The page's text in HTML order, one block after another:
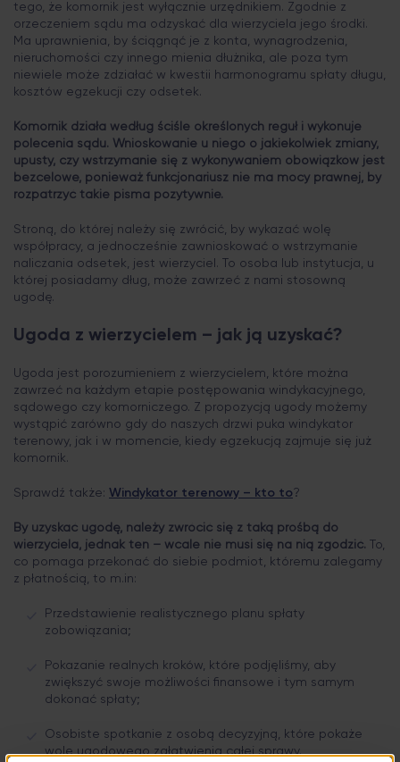
tego, że komornik jest wyłącznie urzędnikiem. Zgodnie z
orzeczeniem sądu ma odzyskać dla wierzyciela jego środki.
Ma uprawnienia, by ściągnąć je z konta, wynagrodzenia,
nieruchomości czy innego mienia dłużnika, ale poza tym
niewiele może zdziałać w kwestii harmonogramu spłaty długu,
kosztów egzekucji czy odsetek.
Komornik działa według ściśle określonych reguł i wykonuje
polecenia sądu. Wnioskowanie u niego o jakiekolwiek zmiany,
upusty, czy wstrzymanie się z wykonywaniem obowiązków jest
bezcelowe, ponieważ funkcjonariusz nie ma mocy prawnej, by
rozpatrzyć takie pisma pozytywnie.
Stroną, do której należy się zwrócić, by wykazać wolę
współpracy, a jednocześnie zawnioskować o wstrzymanie
naliczania odsetek, jest wierzyciel. To osoba lub instytucja, u
której posiadamy dług, może zawrzeć z nami stosowną
ugodę.
Ugoda z wierzycielem – jak ją uzyskać?
Ugoda jest porozumieniem z wierzycielem, które można
zawrzeć na każdym etapie postępowania windykacyjnego,
sądowego czy komorniczego. Z propozycją ugody możemy
wystąpić zarówno gdy do naszych drzwi puka windykator
terenowy, jak i w momencie, kiedy egzekucją zajmuje się już
komornik.
Sprawdź także: Windykator terenowy – kto to?
By uzyskać ugodę, należy zwrócić się z taką prośbą do
wierzyciela, jednak ten – wcale nie musi się na nią zgodzić. To,
co pomaga przekonać do siebie podmiot, któremu zalegamy
z płatnością, to m.in:
Przedstawienie realistycznego planu spłaty
zobowiązania;
Pokazanie realnych kroków, które podjęliśmy, aby
zwiększyć swoje możliwości finansowe i tym samym
dokonać spłaty;
Osobiste spotkanie z osobą decyzyjną, które pokaże
wolę ugodowego załatwienia całej sprawy.